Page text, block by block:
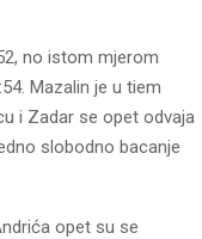
no istom mjerom
Mazalin je u tiem
i Zadar se opet odvaja
slobodno bacanje
opet su se